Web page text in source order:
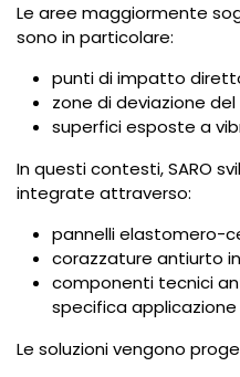
Le aree maggiormente
sono in particolare:
punti di impatto
zone di deviazione del
superfici esposte a
In questi contesti, SARO
integrate attraverso:
pannelli elastomero-
corazzature antiurto in
componenti tecnici
specifica applicazione
Le soluzioni vengono